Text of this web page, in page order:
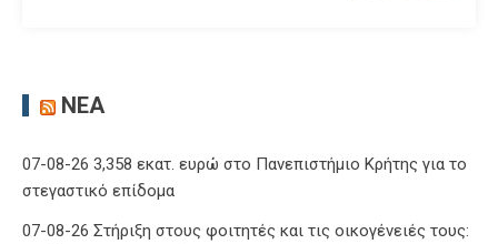
ΝΈΑ
07-08-26 3,358 εκατ. ευρώ στο Πανεπιστήμιο Κρήτης για το
στεγαστικό επίδομα
07-08-26 Στήριξη στους φοιτητές και τις οικογένειές τους: